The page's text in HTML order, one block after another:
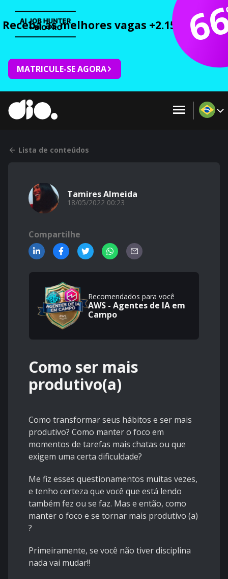
Receba as melhores vagas +2.150 cursos
MATRICULE-SE AGORA
Lista de conteúdos
Tamires Almeida
18/05/2022 00:23
Compartilhe
Recomendados para você
AWS - Agentes de IA em
Campo
Como ser mais
produtivo(a)
Como transformar seus hábitos e ser mais
produtivo? Como manter o foco em
momentos de tarefas mais chatas ou que
exigem uma certa dificuldade?
Me fiz esses questionamentos muitas vezes,
e tenho certeza que você que está lendo
também fez ou se faz. Mas e então, como
manter o foco e se tornar mais produtivo (a)
?
Primeiramente, se você não tiver disciplina
nada vai mudar!!